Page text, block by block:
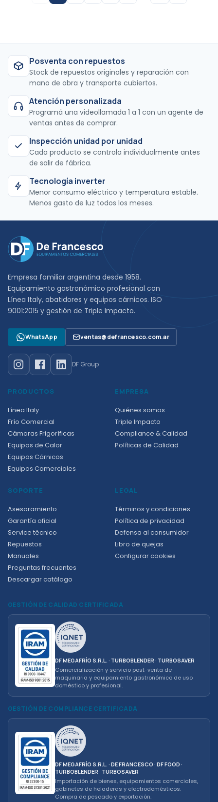
Posventa con repuestos
Stock de repuestos originales y reparación con
mano de obra y transporte cubiertos.
Atención personalizada
Programá una videollamada 1 a 1 con un agente de
ventas antes de comprar.
Inspección unidad por unidad
Cada producto se controla individualmente antes
de salir de fábrica.
Tecnología inverter
Menor consumo eléctrico y temperatura estable.
Menos gasto de luz todos los meses.
Empresa familiar argentina desde 1958.
Equipamiento gastronómico profesional con
Línea Italy, abatidores y equipos cárnicos. ISO
9001:2015 y gestión de Triple Impacto.
WhatsApp ventas@defrancesco.com.ar
DF Group
PRODUCTOS
Línea Italy
Frío Comercial
Cámaras Frigoríficas
Equipos de Calor
Equipos Cárnicos
Equipos Comerciales
EMPRESA
Quiénes somos
Triple Impacto
Compliance & Calidad
Políticas de Calidad
SOPORTE
Asesoramiento
Garantía oficial
Service técnico
Repuestos
Manuales
Preguntas frecuentes
Descargar catálogo
LEGAL
Términos y condiciones
Política de privacidad
Defensa al consumidor
Libro de quejas
Configurar cookies
GESTIÓN DE CALIDAD CERTIFICADA
DF MEGAFRÍO S.R.L. · TURBOBLENDER · TURBOSAVER
Comercialización y servicio post-venta de
maquinaria y equipamiento gastronómico de uso
doméstico y profesional.
GESTIÓN DE COMPLIANCE CERTIFICADA
DF MEGAFRÍO S.R.L. · DE FRANCESCO · DF FOOD ·
TURBOBLENDER · TURBOSAVER
Importación de bienes, equipamientos comerciales,
gabinetes de heladeras y electrodomésticos.
Compra de pescado y exportación.